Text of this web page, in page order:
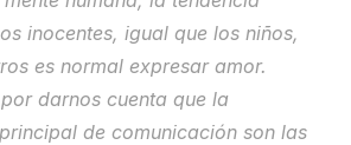
inocentes, igual que los niños,
es normal expresar amor.
darnos cuenta que la
de comunicación son las